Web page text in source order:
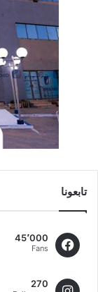
تابعونا
45٬000
Fans
270